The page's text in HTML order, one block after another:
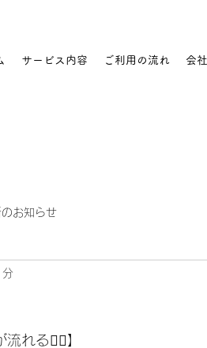
サービス内容 ご利用の流れ 会
お知らせ
れる🧚‍♀️】